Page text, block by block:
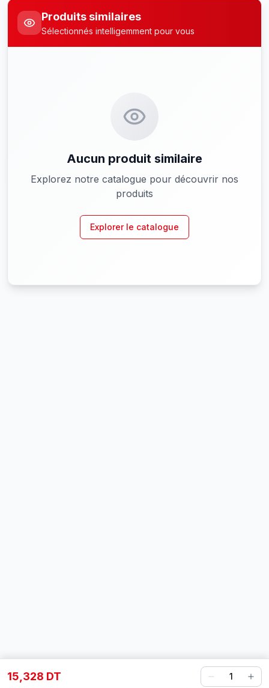
Produits similaires
Sélectionnés intelligemment pour vous
Aucun produit similaire
Explorez notre catalogue pour découvrir nos
produits
Explorer le catalogue
15,328 DT 1